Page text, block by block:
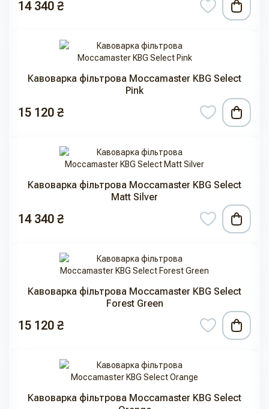
14 340 ₴
Кавоварка фільтрова Moccamaster KBG Select
Pink
15 120 ₴
Кавоварка фільтрова Moccamaster KBG Select
Matt Silver
14 340 ₴
Кавоварка фільтрова Moccamaster KBG Select
Forest Green
15 120 ₴
Кавоварка фільтрова Moccamaster KBG Select